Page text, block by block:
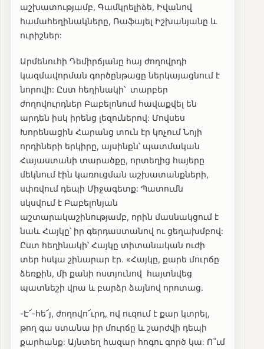
աշխատությամբ, Գամկրելիձե, Իվանով
համահեղինակները, Ռաֆայել Իշխանյանը և
ուրիշներ:
Արմենուհի Դեմիրճյանը հայ ժողովրդի
կազմավորման գործընթացը ներկայացնում է
նորովի: Ըստ հեղինակի՝ տարբեր
ժողովուրդներ Բաբելոնում հավաքվել են
արդեն իսկ իրենց լեզուներով: Մովսես
Խորենացին Հարանց տուն էր կոչում Նոյի
որդիների երկիրը, այսինքն՝ պատմական
Հայաստանի տարածքը, որտեղից հայերը
մեկնում էին կառուցման աշխատանքների,
սփռվում դեպի Միջագետք: Պատումն
սկսվում է Բաբելոնյան
աշտարակաշինությամբ, որին մասնակցում է
նաև Հայկը՝ իր գերդաստանով ու ցեղախմբով:
Ըստ հեղինակի՝ Հայկը տիտանական ուժի
տեր հսկա շինարար էր. «Հայկը, քարե մուրճը
ձեռքին, մի քանի ոստյունով հայտնվեց
պատնեշի վրա և բարձր ձայնով որոտաց.
-Է՜-հե՜յ, ժողովո՜ւրդ, ով ուզում է քար կտրել,
թող գա ստանա իր մուրճը և շարժվի դեպի
քարհանք: Այնտեղ հազար հոգու գործ կա: Ո՞ւմ